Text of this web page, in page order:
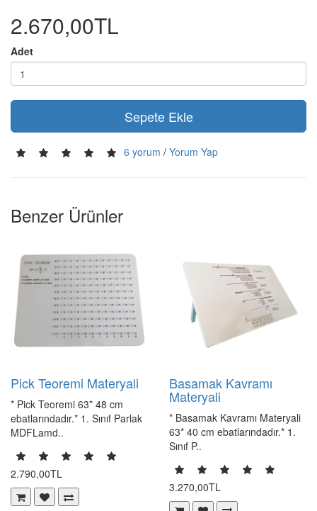
2.670,00TL
Adet
Sepete Ekle
6 yorum / Yorum Yap
Benzer Ürünler
Pick Teoremi Materyali
* Pick Teoremi 63* 48 cm
ebatlarındadır.* 1. Sınıf Parlak
MDFLamd..
2.790,00TL
Basamak Kavramı
Materyali
* Basamak Kavramı Materyali
63* 40 cm ebatlarındadır.* 1.
Sınıf P..
3.270,00TL